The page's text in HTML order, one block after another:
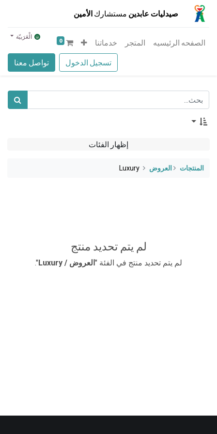
صيدليات عابدين مستشارك الأمين
تسجيل الدخول تواصل معنا
الصفحه الرئيسيه المتجر خدماتنا 0 الْعَرَبيّة
إظهار الفئات
المنتجات ​العروض Luxury
لم يتم تحديد منتج
لم يتم تحديد منتج في الفئة " ​العروض / Luxury ".